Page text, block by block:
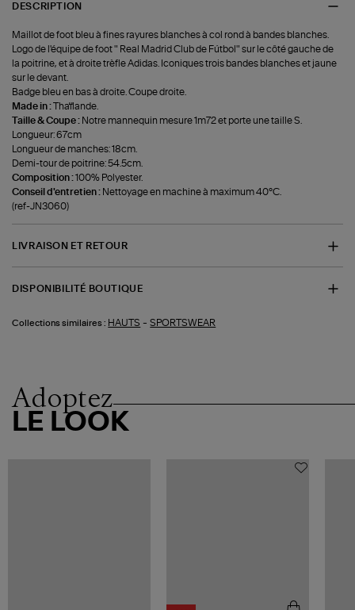
DESCRIPTION
Maillot de foot bleu à fines rayures blanches à col rond à bandes blanches.
Logo de l'équipe de foot " Real Madrid Club de Fútbol" sur le côté gauche de
la poitrine, et à droite trèfle Adidas. Iconiques trois bandes blanches et jaune
sur le devant.
Badge bleu en bas à droite. Coupe droite.
Made in :
Thaïlande.
Taille & Coupe : Notre mannequin mesure 1m72 et porte une taille S.
Longueur: 67cm
Longueur de manches: 18cm.
Demi-tour de poitrine: 54.5cm.
Composition :100% Polyester.
Conseil d'entretien : Nettoyage en machine à maximum 40°C.
(ref-JN3060)
LIVRAISON ET RETOUR
DISPONIBILITÉ BOUTIQUE
Collections similaires : HAUTS -SPORTSWEAR
Adoptez
LE LOOK